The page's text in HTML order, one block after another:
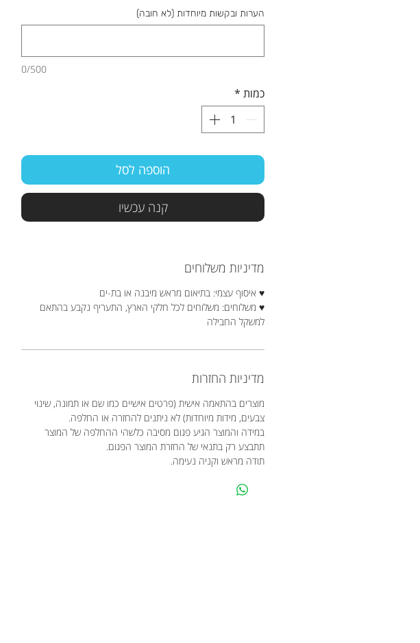
הערות ובקשות מיוחדות (לא חובה)
0/500
כמות *
הוספה לסל
קנה עכשיו
מדיניות משלוחים
♥ איסוף עצמי: בתיאום מראש מיבנה או בת-ים
♥ משלוחים: משלוחים לכל חלקי הארץ, התעריף נקבע בהתאם
למשקל החבילה
מדיניות החזרות
מוצרים בהתאמה אישית (פרטים אישיים כמו שם או תמונה, שינוי
צבעים, מידות מיוחדות) לא ניתנים להחזרה או החלפה.
במידה והמוצר הגיע פגום מסיבה כלשהי ההחלפה של המוצר
תתבצע רק בתנאי של החזרת המוצר הפגום.
תודה מראש וקניה נעימה.